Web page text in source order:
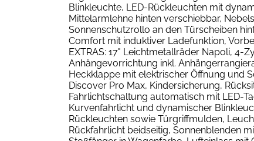
Blinkleuchte, LED-Rückleuchten mit
Mittelarmlehne hinten verschiebbar,
Sonnenschutzrollo an den Türscheiben
Comfort mit induktiver Ladefunktion,
EXTRAS: 17" Leichtmetallräder Napoli,
Anhängevorrichtung inkl.
Heckklappe mit elektrischer Öffnung und
Discover Pro Max, Kindersicherung,
Fahrlichtschaltung automatisch mit LED-
Kurvenfahrlicht und dynamischer
Rückleuchten sowie Türgriffmulden,
Rückfahrlicht beidseitig, Sonnenblenden